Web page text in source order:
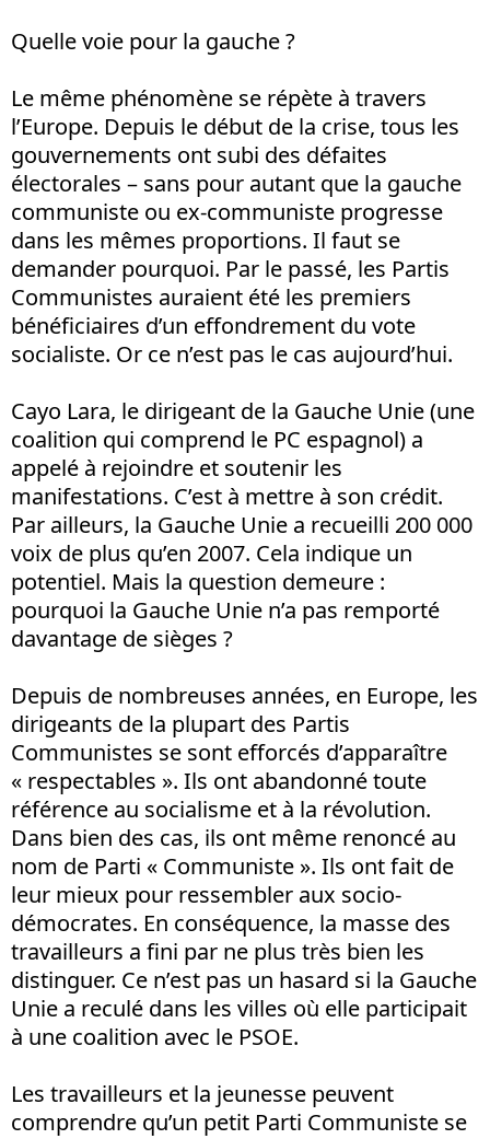
Quelle voie pour la gauche ?
Le même phénomène se répète à travers
l’Europe. Depuis le début de la crise, tous les
gouvernements ont subi des défaites
électorales – sans pour autant que la gauche
communiste ou ex-communiste progresse
dans les mêmes proportions. Il faut se
demander pourquoi. Par le passé, les Partis
Communistes auraient été les premiers
bénéficiaires d’un effondrement du vote
socialiste. Or ce n’est pas le cas aujourd’hui.
Cayo Lara, le dirigeant de la Gauche Unie (une
coalition qui comprend le PC espagnol) a
appelé à rejoindre et soutenir les
manifestations. C’est à mettre à son crédit.
Par ailleurs, la Gauche Unie a recueilli 200 000
voix de plus qu’en 2007. Cela indique un
potentiel. Mais la question demeure :
pourquoi la Gauche Unie n’a pas remporté
davantage de sièges ?
Depuis de nombreuses années, en Europe, les
dirigeants de la plupart des Partis
Communistes se sont efforcés d’apparaître
« respectables ». Ils ont abandonné toute
référence au socialisme et à la révolution.
Dans bien des cas, ils ont même renoncé au
nom de Parti « Communiste ». Ils ont fait de
leur mieux pour ressembler aux socio-
démocrates. En conséquence, la masse des
travailleurs a fini par ne plus très bien les
distinguer. Ce n’est pas un hasard si la Gauche
Unie a reculé dans les villes où elle participait
à une coalition avec le PSOE.
Les travailleurs et la jeunesse peuvent
comprendre qu’un petit Parti Communiste se